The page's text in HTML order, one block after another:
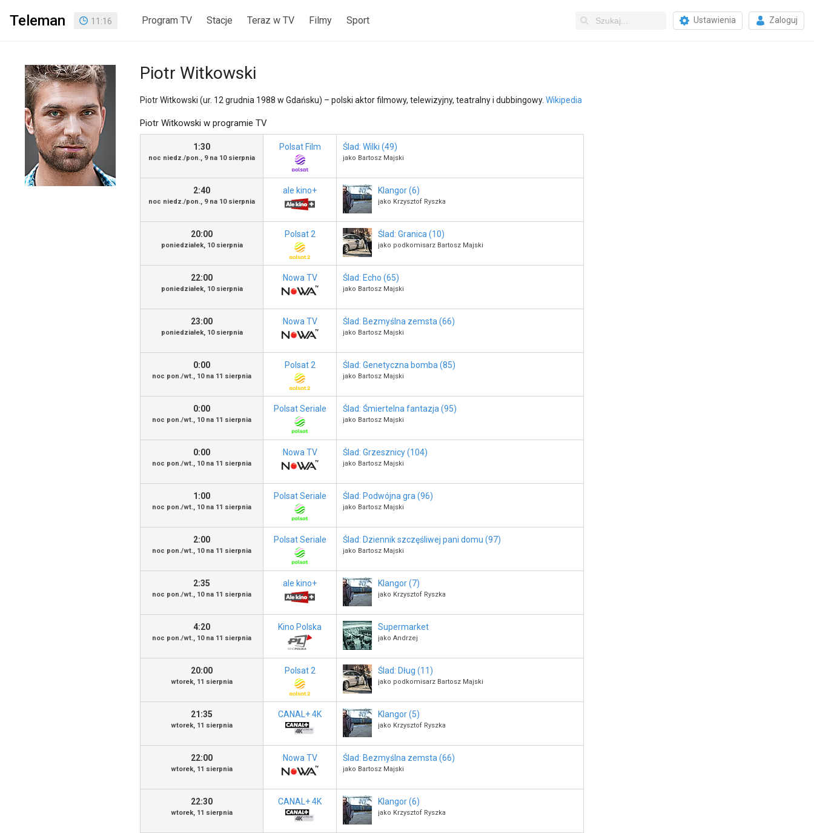
Teleman 11 :16 Program TV Stacje Teraz w TV Filmy Sport Ustawienia Zaloguj
Piotr Witkowski
Piotr Witkowski (ur. 12 grudnia 1988 w Gdańsku) – polski aktor filmowy, telewizyjny, teatralny i dubbingowy. Wikipedia
Piotr Witkowski w programie TV
1:30
noc niedz./pon., 9 na 10 sierpnia
Polsat Film Ślad: Wilki (49)
jako Bartosz Majski
2:40
noc niedz./pon., 9 na 10 sierpnia
ale kino+ Klangor (6)
jako Krzysztof Ryszka
20:00
poniedziałek, 10 sierpnia
Polsat 2 Ślad: Granica (10)
jako podkomisarz Bartosz Majski
22:00
poniedziałek, 10 sierpnia
Nowa TV Ślad: Echo (65)
jako Bartosz Majski
23:00
poniedziałek, 10 sierpnia
Nowa TV Ślad: Bezmyślna zemsta (66)
jako Bartosz Majski
0:00
noc pon./wt., 10 na 11 sierpnia
Polsat 2 Ślad: Genetyczna bomba (85)
jako Bartosz Majski
0:00
noc pon./wt., 10 na 11 sierpnia
Polsat Seriale Ślad: Śmiertelna fantazja (95)
jako Bartosz Majski
0:00
noc pon./wt., 10 na 11 sierpnia
Nowa TV Ślad: Grzesznicy (104)
jako Bartosz Majski
1:00
noc pon./wt., 10 na 11 sierpnia
Polsat Seriale Ślad: Podwójna gra (96)
jako Bartosz Majski
2:00
noc pon./wt., 10 na 11 sierpnia
Polsat Seriale Ślad: Dziennik szczęśliwej pani domu (97)
jako Bartosz Majski
2:35
noc pon./wt., 10 na 11 sierpnia
ale kino+ Klangor (7)
jako Krzysztof Ryszka
4:20
noc pon./wt., 10 na 11 sierpnia
Kino Polska Supermarket
jako Andrzej
20:00
wtorek, 11 sierpnia
Polsat 2 Ślad: Dług (11)
jako podkomisarz Bartosz Majski
21:35
wtorek, 11 sierpnia
CANAL+ 4K Klangor (5)
jako Krzysztof Ryszka
22:00
wtorek, 11 sierpnia
Nowa TV Ślad: Bezmyślna zemsta (66)
jako Bartosz Majski
22:30
wtorek, 11 sierpnia
CANAL+ 4K Klangor (6)
jako Krzysztof Ryszka